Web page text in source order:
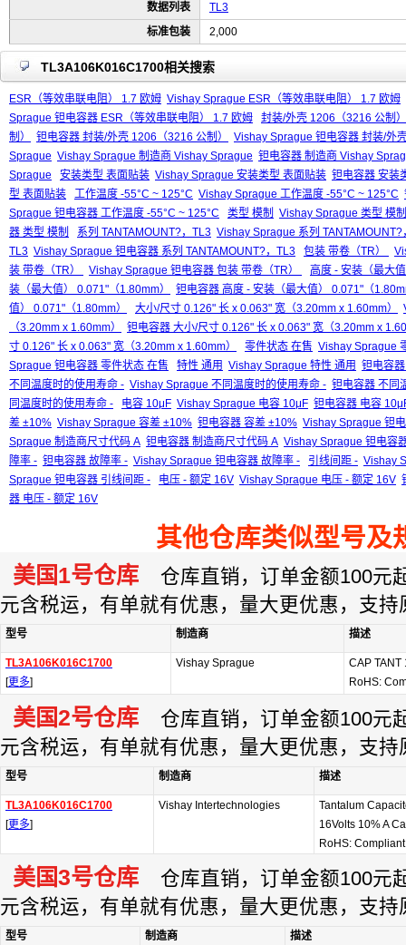
数据列表
TL3
标准包装
2,000
TL3A106K016C1700相关搜索
ESR（等效串联电阻） 1.7 欧姆 Vishay Sprague ESR（等效串联电阻） 1.7 欧姆
Sprague 钽电容器 ESR（等效串联电阻） 1.7 欧姆
封装/外壳 1206（3216 公制）
制）
钽电容器 封装/外壳 1206（3216 公制）
Vishay Sprague 钽电容器 封装/外
Sprague Vishay Sprague 制造商 Vishay Sprague 钽电容器 制造商 Vishay
Sprague
安装类型 表面贴装 Vishay Sprague 安装类型 表面贴装 钽电容器 安装
型 表面贴装
工作温度 -55°C ~ 125°C Vishay Sprague 工作温度 -55°C ~ 125°C
Sprague 钽电容器 工作温度 -55°C ~ 125°C
类型 模制
Vishay Sprague 类型 模制
器 类型 模制
系列 TANTAMOUNT?，TL3 Vishay Sprague 系列 TANTAMOUNT?
TL3 Vishay Sprague 钽电容器 系列 TANTAMOUNT?，TL3 包装 带卷（TR）
装 带卷（TR）
Vishay Sprague 钽电容器 包装 带卷（TR）
高度 - 安装（最大
装（最大值） 0.071"（1.80mm）
钽电容器 高度 - 安装（最大值） 0.071"（
值） 0.071"（1.80mm）
大小/尺寸 0.126" 长 x 0.063" 宽（3.20mm x 1.60mm）
（3.20mm x 1.60mm）
钽电容器 大小/尺寸 0.126" 长 x 0.063" 宽（3.20mm x
寸 0.126" 长 x 0.063" 宽（3.20mm x 1.60mm）
零件状态 在售 Vishay Sprague
Sprague 钽电容器 零件状态 在售
特性 通用 Vishay Sprague 特性 通用 钽电容
不同温度时的使用寿命 - Vishay Sprague 不同温度时的使用寿命 - 钽电容器 不同
同温度时的使用寿命 -
电容 10μF Vishay Sprague 电容 10μF 钽电容器 电容
差 ±10% Vishay Sprague 容差 ±10% 钽电容器 容差 ±10% Vishay Sprague 钽
Sprague 制造商尺寸代码 A 钽电容器 制造商尺寸代码 A Vishay Sprague 钽电容
障率 - 钽电容器 故障率 - Vishay Sprague 钽电容器 故障率 - 引线间距 - Vishay
Sprague 钽电容器 引线间距 -
电压 - 额定 16V Vishay Sprague 电压 - 额定 16V
器 电压 - 额定 16V
其他仓库类似型号及
美国1号仓库 仓库直销，订单金额100元
元含税运，有单就有优惠，量大更优惠，支持
型号 制造商 描述
TL3A106K016C1700
[更多]
Vishay Sprague
CAP TANT
RoHS:
美国2号仓库 仓库直销，订单金额100元
元含税运，有单就有优惠，量大更优惠，支持
型号 制造商 描述
TL3A106K016C1700
[更多]
Vishay Intertechnologies
Tantalum
16Volts 10% A
RoHS: Compliant
美国3号仓库 仓库直销，订单金额100元
元含税运，有单就有优惠，量大更优惠，支持
型号 制造商 描述